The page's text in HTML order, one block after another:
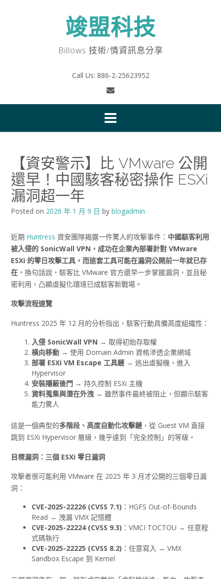
竣盟科技
Billows 技術/情資訊息分享
Call Us: 886-2-25623952
【資安警示】比 VMware 公開
還早！中國駭客秘密操作 ESXi
漏洞超一年
Posted on 2026 年 1 月 9 日 by blogadmin
近期 Huntress 資安團隊揭露一件驚人的攻擊事件： 中國駭客利用
被入侵的 SonicWall VPN ，成功在企業內部署針對 VMware
ESXi 的零日攻擊工具，而這套工具可能在漏洞公開前一年就已存
在 。換句話說，駭客比 VMware 官方還早一步掌握漏洞，並且秘
密利用，凸顯虛擬化環境已成駭客新戰場。
攻擊流程速覽
Huntress 2025 年 12 月的分析指出，駭客行動具備高度組織性：
入侵 SonicWall VPN → 取得初始存取權
橫向移動 → 使用 Domain Admin 資格滲透企業網域
部署 ESXi VM Escape 工具鏈 → 逃出虛擬機，進入
Hypervisor
安裝隱蔽後門 → 持久控制 ESXi 主機
資料蒐集與潛在外洩 → 雖然事件最終被阻止，但顯示駭客
能力驚人
這是一個典型的多階段、高度自動化攻擊鏈 ，從 Guest VM 直接
跳到 ESXi Hypervisor 層級，幾乎達到「完全控制」的等級。
目標漏洞：三個 ESXi 零日漏洞
攻擊者很可能利用 VMware 在 2025 年 3 月才公開的三個零日漏
洞：
CVE-2025-22226 (CVSS 7.1) ：HGFS Out-of-Bounds
Read → 洩漏 VMX 記憶體
CVE-2025-22224 (CVSS 9.3) ：VMCI TOCTOU → 任意程
式碼執行
CVE-2025-22225 (CVSS 8.2) ：任意寫入 → VMX
Sandbox Escape 到 Kernel